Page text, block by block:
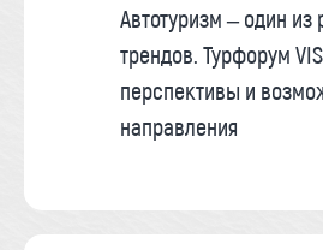
Автотуризм – один из
трендов. Турфорум
перспективы и
направления